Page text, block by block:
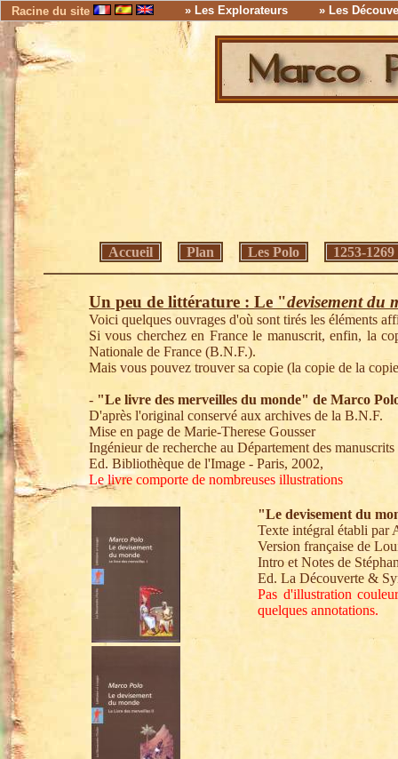
Racine du site » Les Explorateurs » Les
Accueil Plan Les Polo 1253-1269
Un peu de littérature : Le "devisement du
Voici quelques ouvrages d'où sont tirés les éléments
Si vous cherchez en France le manuscrit, enfin, la
Nationale de France (B.N.F.).
Mais vous pouvez trouver sa copie (la copie de la
- "Le livre des merveilles du monde" de Marco
D'après l'original conservé aux archives de la B.N.F.
Mise en page de Marie-Therese Gousser
Ingénieur de recherche au Département des
Ed. Bibliothèque de l'Image - Paris, 2002,
Le livre comporte de nombreuses illustrations
"Le devisement du
Texte intégral établi par
Version française de
Intro et Notes de
Ed. La Découverte &
Pas d'illustration
quelques annotations.